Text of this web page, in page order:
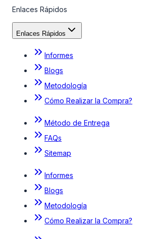
Enlaces Rápidos
Enlaces Rápidos
Informes
Blogs
Metodología
Cómo Realizar la Compra?
Método de Entrega
FAQs
Sitemap
Informes
Blogs
Metodología
Cómo Realizar la Compra?